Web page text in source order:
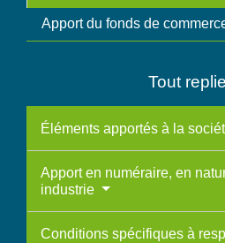
Apport du fonds de
Tout
Éléments apportés à la
Apport en numéraire, en
industrie
Conditions spécifiques à